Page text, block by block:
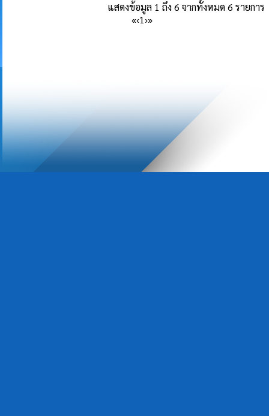
แสดงข้อมูล 1 ถึง 6 จากทั้งหมด 6 รายการ
«‹1›»